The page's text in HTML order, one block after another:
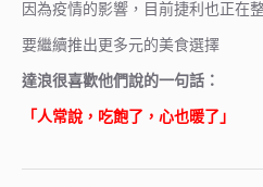
因為疫情的影響，目前捷利也正在
要繼續推出更多元的美食選擇
達浪很喜歡他們說的一句話：
「人常說，吃飽了，心也暖了」